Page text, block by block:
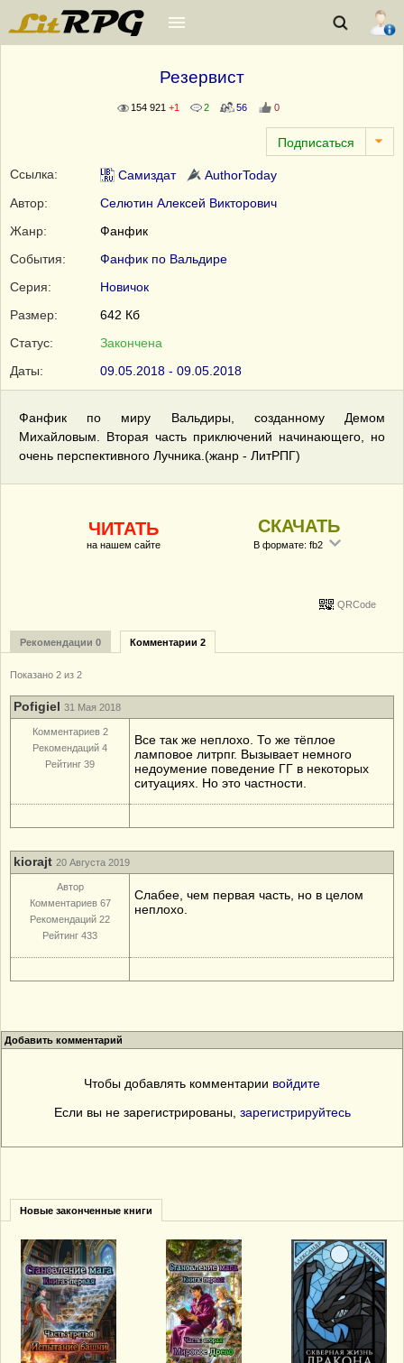
Резервист
154 921 +1 2 56 0
Ссылка: Самиздат
AuthorToday
Автор:
Селютин Алексей Викторович
Жанр:
Фанфик
События:
Фанфик по Вальдире
Серия:
Новичок
Размер:
642 Кб
Статус:
Закончена
Даты:
09.05.2018 - 09.05.2018
Фанфик по миру Вальдиры, созданному Демом
Михайловым. Вторая часть приключений начинающего, но
очень перспективного Лучника.(жанр - ЛитРПГ)
ЧИТАТЬ
на нашем сайте
СКАЧАТЬ
В формате: fb2
QRCode
Рекомендации 0 Комментарии 2
Показано 2 из 2
Pofigiel 31 Мая 2018
Комментариев 2
Рекомендаций 4
Рейтинг 39
Все так же неплохо. То же тёплое
ламповое литрпг. Вызывает немного
недоумение поведение ГГ в некоторых
ситуациях. Но это частности.
kiorajt 20 Августа 2019
Автор
Комментариев 67
Рекомендаций 22
Рейтинг 433
Слабее, чем первая часть, но в целом
неплохо.
Добавить комментарий
Чтобы добавлять комментарии войдите
Если вы не зарегистрированы, зарегистрируйтесь
Новые законченные книги